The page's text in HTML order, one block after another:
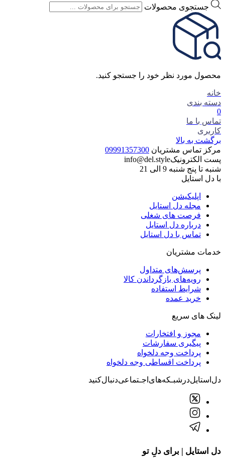
جستجوی محصولات
محصول مورد نظر خود را جستجو کنید.
خانه
دسته بندی
0
تماس با ما
کاربری
برگشت به بالا
مرکز تماس مشتریان 09991357300
پست الکترونیکinfo@del.style
شنبه تا پنج شنبه 9 الی 21
با دل استایل
اپلیکیشن
مجله دل استایل
فرصت های شغلی
درباره دل استایل
تماس با دل استایل
خدمات مشتریان
پرسش‌های متداول
رویه‌های بازگرداندن کالا
شرایط استفاده
خرید عمده
لینک های سریع
مجوز و افتخارات
پیگیری سفارشات
پرداخت وجه دلخواه
پرداخت اقساطی وجه دلخواه
دل‌استایل‌در‌‌شبـکه‌های‌اجـتماعی‌دنبال‌کنید
دل استایل | برای دلِ تو